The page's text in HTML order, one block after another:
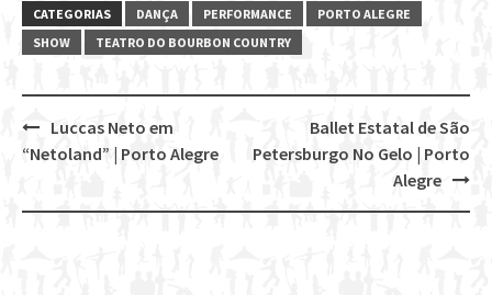
CATEGORIAS DANÇA PERFORMANCE
PORTO ALEGRE
SHOW
TEATRO DO BOURBON COUNTRY
Post
Ballet Estatal de São
Petersburgo No Gelo | Porto
Alegre
Luccas Neto em
“Netoland” | Porto Alegre